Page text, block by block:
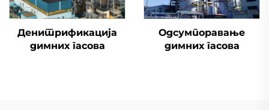
Денитрификација
димних гасова
Одсумпоравање
димних гасова